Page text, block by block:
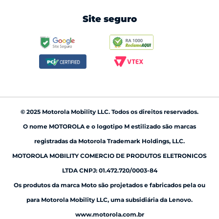
babá eletrônica
Site seguro
© 2025 Motorola Mobility LLC. Todos os direitos reservados.
O nome MOTOROLA e o logotipo M estilizado são marcas
registradas da Motorola Trademark Holdings, LLC.
MOTOROLA MOBILITY COMERCIO DE PRODUTOS ELETRONICOS
LTDA CNPJ: 01.472.720/0003-84
Os produtos da marca Moto são projetados e fabricados pela ou
para Motorola Mobility LLC, uma subsidiária da Lenovo.
www.motorola.com.br